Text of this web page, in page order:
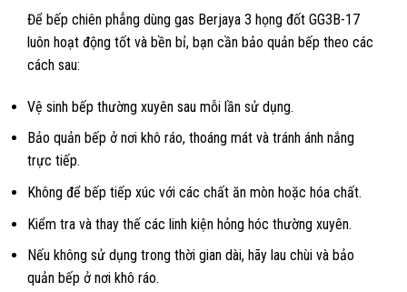
Để bếp chiên phẳng dùng gas Berjaya 3 họng đốt GG3B-17
luôn hoạt động tốt và bền bỉ, bạn cần bảo quản bếp theo các
cách sau:
Vệ sinh bếp thường xuyên sau mỗi lần sử dụng.
Bảo quản bếp ở nơi khô ráo, thoáng mát và tránh ánh nắng
trực tiếp.
Không để bếp tiếp xúc với các chất ăn mòn hoặc hóa chất.
Kiểm tra và thay thế các linh kiện hỏng hóc thường xuyên.
Nếu không sử dụng trong thời gian dài, hãy lau chùi và bảo
quản bếp ở nơi khô ráo.